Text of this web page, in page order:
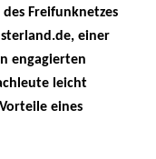
Freifunknetzes
einer
engagierten
leicht
eines